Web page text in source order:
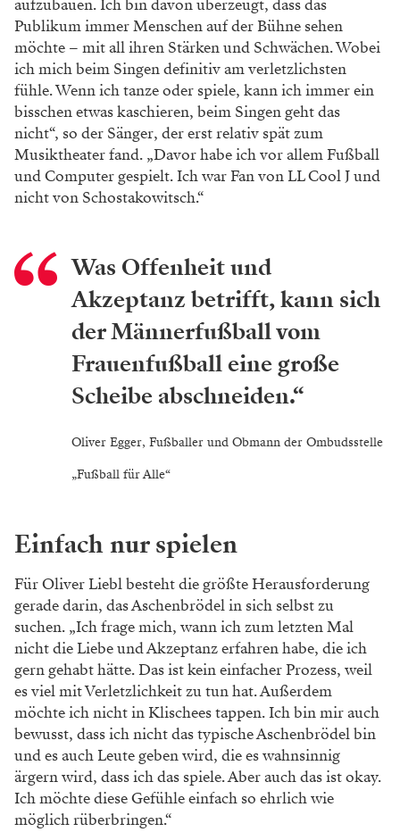
aufzubauen. Ich bin davonüberzeugt, dass das
Publikum immerMenschen auf der Bühne sehen
möchte – mit all ihren Stärken und Schwächen.Wobei
ich mich beim Singen definitivam verletzlichsten
fühle. Wenn ich tanzeoder spiele, kann ich immer ein
bisschenetwas kaschieren, beim Singen geht das
nicht“, so der Sänger, der erst relativ spätzum
Musiktheater fand. „Davor habe ichvor allem Fußball
und Computer gespielt.Ich war Fan von LL Cool J und
nichtvon Schostakowitsch.“
Was Offenheit und
Akzeptanz betrifft,kann sich
der Männerfußball vom
Frauenfußball eine große
Scheibe abschneiden.“
Oliver Egger, Fußballer und Obmann der Ombudsstelle
„Fußball für Alle“
Einfach nur spielen
Für Oliver Liebl besteht die größte Herausforderung
gerade darin, das Aschenbrödel in sich selbst zu
suchen. „Ich fragemich, wann ich zum letzten Mal
nichtdie Liebe und Akzeptanz erfahren habe, die ich
gern gehabt hätte. Das ist keineinfacher Prozess, weil
es viel mit Verletzlichkeit zu tun hat. Außerdem
möchteich nicht in Klischees tappen. Ich bin mirauch
bewusst, dass ich nicht das typischeAschenbrödel bin
und es auch Leutegeben wird, die es wahnsinnig
ärgernwird, dass ich das spiele. Aber auch das istokay.
Ich möchte diese Gefühle einfach so ehrlich wie
möglich rüberbringen.“